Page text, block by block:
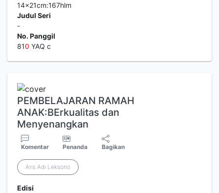
14x21cm:167hlm
Judul Seri
-
No. Panggil
810 YAQ c
PEMBELAJARAN RAMAH
ANAK:BErkualitas dan
Menyenangkan
Komentar Penanda Bagikan
Aris Adi Leksono
Edisi